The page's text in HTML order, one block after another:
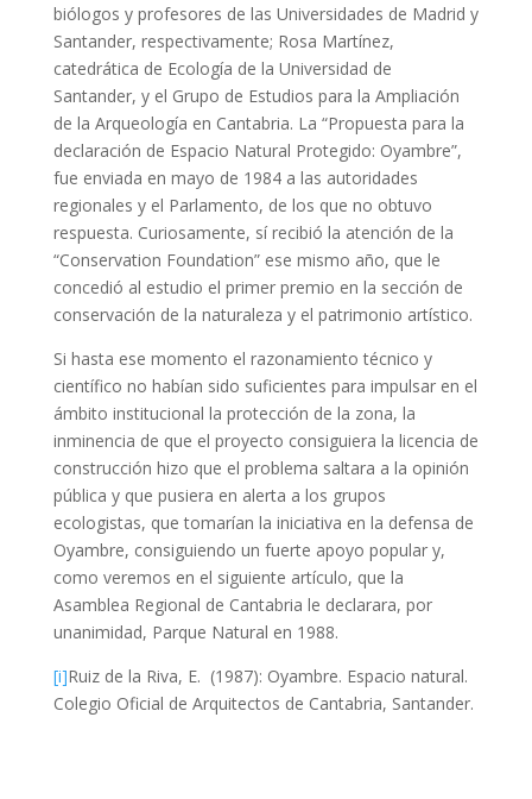
biólogos y profesores de las Universidades de Madrid y
Santander, respectivamente; Rosa Martínez,
catedrática de Ecología de la Universidad de
Santander, y el Grupo de Estudios para la Ampliación
de la Arqueología en Cantabria. La “Propuesta para la
declaración de Espacio Natural Protegido: Oyambre”,
fue enviada en mayo de 1984 a las autoridades
regionales y el Parlamento, de los que no obtuvo
respuesta. Curiosamente, sí recibió la atención de la
“Conservation Foundation” ese mismo año, que le
concedió al estudio el primer premio en la sección de
conservación de la naturaleza y el patrimonio artístico.
Si hasta ese momento el razonamiento técnico y
científico no habían sido suficientes para impulsar en el
ámbito institucional la protección de la zona, la
inminencia de que el proyecto consiguiera la licencia de
construcción hizo que el problema saltara a la opinión
pública y que pusiera en alerta a los grupos
ecologistas, que tomarían la iniciativa en la defensa de
Oyambre, consiguiendo un fuerte apoyo popular y,
como veremos en el siguiente artículo, que la
Asamblea Regional de Cantabria le declarara, por
unanimidad, Parque Natural en 1988.
[i]Ruiz de la Riva, E. (1987): Oyambre. Espacio natural.
Colegio Oficial de Arquitectos de Cantabria, Santander.